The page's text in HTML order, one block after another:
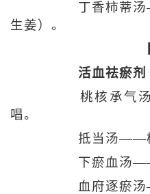
丁香柿蒂汤
生姜）。
活血祛瘀剂
桃核承气汤
唱。
抵当汤——桃
下瘀血汤——
血府逐瘀汤